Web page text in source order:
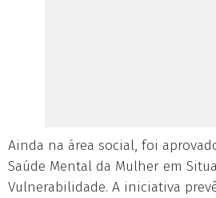
Ainda na área social, foi
Saúde Mental da Mulher em
Vulnerabilidade. A iniciativa